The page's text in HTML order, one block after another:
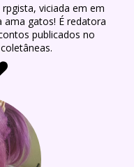
viciada em em
ama gatos! É redatora
publicados no